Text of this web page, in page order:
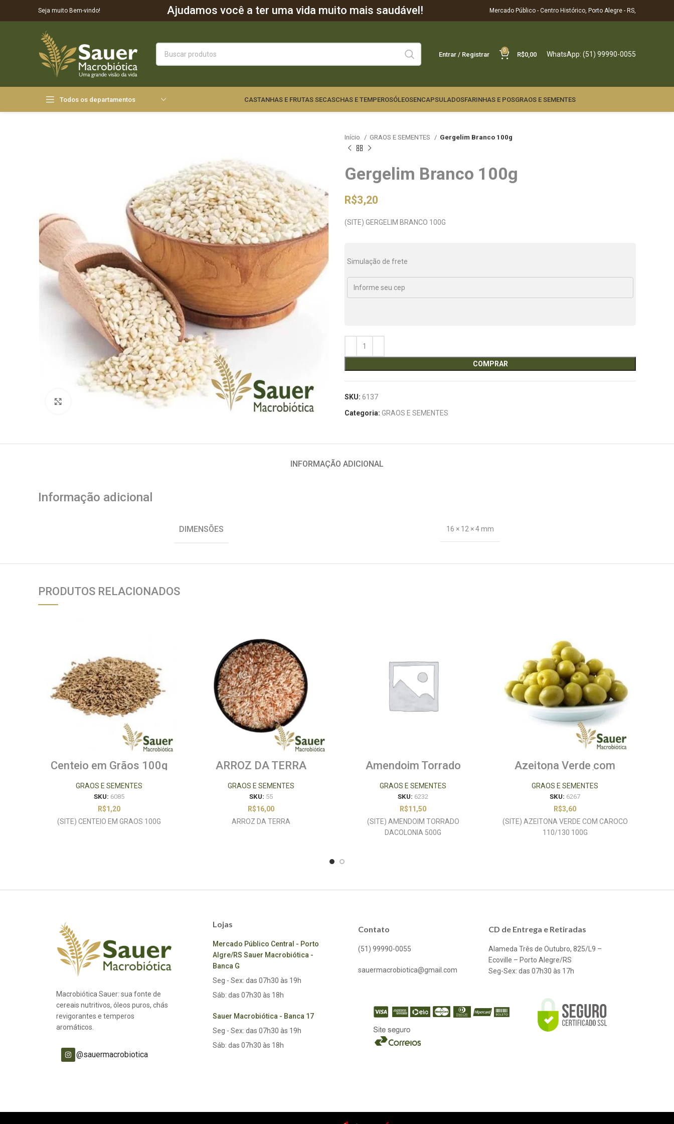
Seja muito Bem-vindo! Ajudamos você a ter uma vida muito mais saudável! Mercado Público - Centro Histórico, Porto Alegre - RS,
Entrar / Registrar
0
R$0,00 WhatsApp: (51) 99990-0055
Todos os departamentos CASTANHAS E FRUTAS SECASCHAS E TEMPEROSÓLEOSENCAPSULADOSFARINHAS E POSGRAOS E SEMENTES
Início GRAOS E SEMENTES Gergelim Branco 100g
Gergelim Branco 100g
R$3,20
(SITE) GERGELIM BRANCO 100G
Simulação de frete
COMPRAR
SKU: 6137
Categoria: GRAOS E SEMENTES
INFORMAÇÃO ADICIONAL
Informação adicional
DIMENSÕES 16 × 12 × 4 mm
PRODUTOS RELACIONADOS
Centeio em Grãos 100g
GRAOS E SEMENTES
SKU: 6085
R$1,20
(SITE) CENTEIO EM GRAOS 100G
ARROZ DA TERRA
GRAOS E SEMENTES
SKU: 55
R$16,00
ARROZ DA TERRA
Amendoim Torrado
GRAOS E SEMENTES
SKU: 6232
R$11,50
(SITE) AMENDOIM TORRADO
DACOLONIA 500G
Azeitona Verde com
Caroço (110/130) 100g
GRAOS E SEMENTES
SKU: 6267
R$3,60
(SITE) AZEITONA VERDE COM CAROCO
110/130 100G
Macrobiótica Sauer: sua fonte de
cereais nutritivos, óleos puros, chás
revigorantes e temperos
aromáticos.
@sauermacrobiotica
Lojas
Mercado Público Central - Porto
Algre/RS Sauer Macrobiótica -
Banca G
Seg - Sex: das 07h30 às 19h
Sáb: das 07h30 às 18h
Sauer Macrobiótica - Banca 17
Seg - Sex: das 07h30 às 19h
Sáb: das 07h30 às 18h
Contato
(51) 99990-0055
sauermacrobiotica@gmail.com
CD de Entrega e Retiradas
Alameda Três de Outubro, 825/L9 –
Ecoville – Porto Alegre/RS
Seg-Sex: das 07h30 às 17h